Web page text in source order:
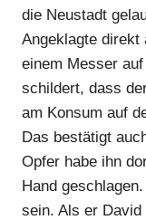
die Neustadt
Angeklagte direkt
einem Messer
schildert, dass
am Konsum auf
Das bestätigt
Opfer habe ihn
Hand
sein. Als er